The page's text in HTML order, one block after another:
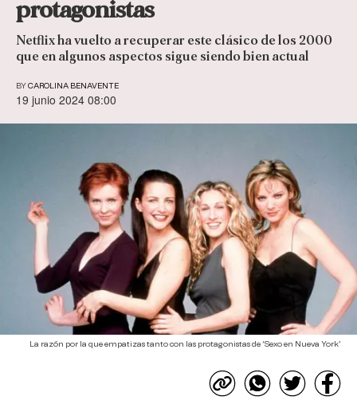
protagonistas
Netflix ha vuelto a recuperar este clásico de los 2000
que en algunos aspectos sigue siendo bien actual
BY CAROLINA BENAVENTE
19 junio 2024 08:00
La razón por la que empatizas tanto con las protagonistas de ‘Sexo en Nueva York’